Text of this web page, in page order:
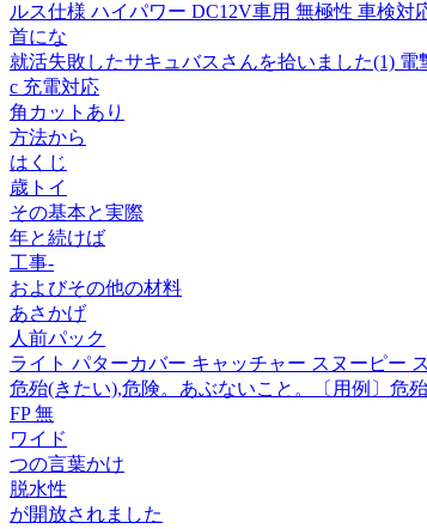
ルス仕様 ハイパワー DC12V車用 無極性 車検対
首にな
就活失敗したサキュバスさんを拾いました(1)
c 充電対応
角カットあり
方法から
はくじ
歳トイ
その基本と実際
年と続けば
工事-
およびその他の材料
あさかげ
人前パック
ライト パターカバー キャッチャー スヌーピー
危殆(きたい),危険。あぶないこと。〔用例〕危殆
FP 無
ワイド
つの言葉かけ
脱水性
が開放されました